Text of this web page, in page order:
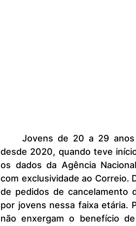
	Jovens de 20 a 29 anos estão saindo das seguradoras de saúde
desde 2020, quando teve
os dados da Agência
com exclusividade ao Correio.
de pedidos de cancelamento
por jovens nessa faixa etária.
não enxergam o benefício